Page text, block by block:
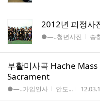
2012년 피정사
게시판명
●―‥청년사진 작
송
부활미사곡 Hache
Sacrament
게시판명
●―‥가입인사 작성자
안도... 작성시